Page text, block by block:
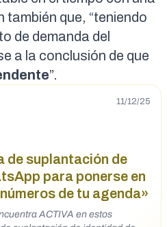
también que, “teniendo
de demanda del
a la conclusión de que
”.
11/12/25
de suplantación de
para ponerse en
de tu agenda»
ACTIVA en estos